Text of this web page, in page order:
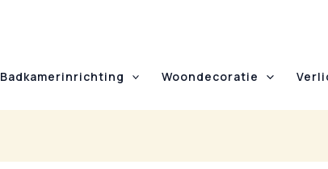
Badkamerinrichting Woondecoratie